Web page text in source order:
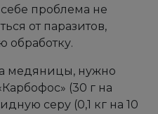
проблема не
от паразитов,
обработку.
медяницы, нужно
(30 г на
серу (0,1 кг на 10